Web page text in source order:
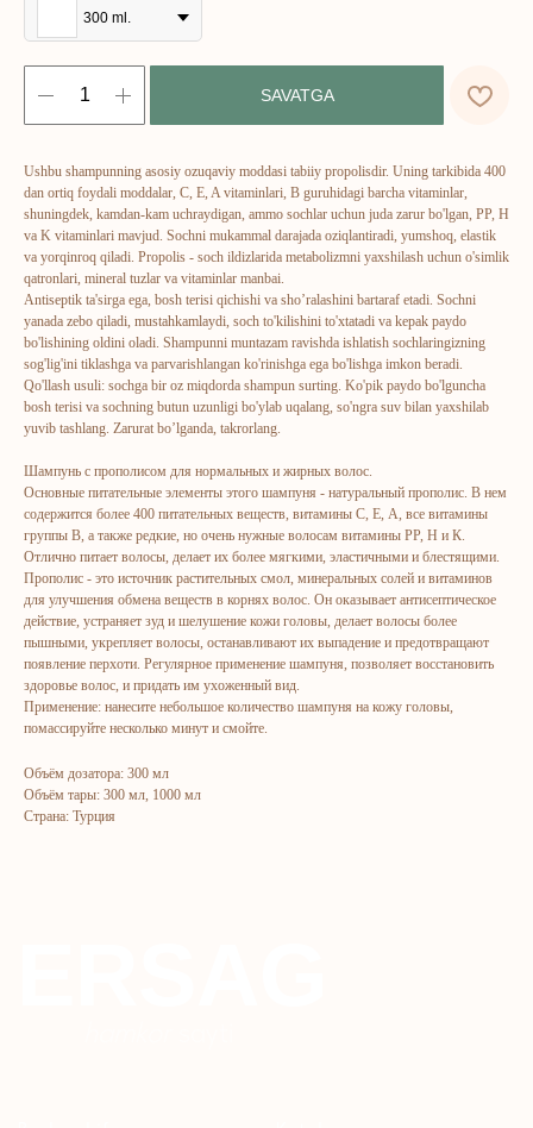
300 ml.
SAVATGA
Ushbu shampunning asosiy ozuqaviy moddasi tabiiy propolisdir. Uning tarkibida 400
dan ortiq foydali moddalar, C, E, A vitaminlari, B guruhidagi barcha vitaminlar,
shuningdek, kamdan-kam uchraydigan, ammo sochlar uchun juda zarur bo'lgan, PP, H
va K vitaminlari mavjud. Sochni mukammal darajada oziqlantiradi, yumshoq, elastik
va yorqinroq qiladi. Propolis - soch ildizlarida metabolizmni yaxshilash uchun o'simlik
qatronlari, mineral tuzlar va vitaminlar manbai.
Antiseptik ta'sirga ega, bosh terisi qichishi va sho’ralashini bartaraf etadi. Sochni
yanada zebo qiladi, mustahkamlaydi, soch to'kilishini to'xtatadi va kepak paydo
bo'lishining oldini oladi. Shampunni muntazam ravishda ishlatish sochlaringizning
sog'lig'ini tiklashga va parvarishlangan ko'rinishga ega bo'lishga imkon beradi.
Qo'llash usuli: sochga bir oz miqdorda shampun surting. Ko'pik paydo bo'lguncha
bosh terisi va sochning butun uzunligi bo'ylab uqalang, so'ngra suv bilan yaxshilab
yuvib tashlang. Zarurat bo’lganda, takrorlang.
Шампунь с прополисом для нормальных и жирных волос.
Основные питательные элементы этого шампуня - натуральный прополис. В нем
содержится более 400 питательных веществ, витамины С, Е, А, все витамины
группы В, а также редкие, но очень нужные волосам витамины РР, Н и К.
Отлично питает волосы, делает их более мягкими, эластичными и блестящими.
Прополис - это источник растительных смол, минеральных солей и витаминов
для улучшения обмена веществ в корнях волос. Он оказывает антисептическое
действие, устраняет зуд и шелушение кожи головы, делает волосы более
пышными, укрепляет волосы, останавливают их выпадение и предотвращают
появление перхоти. Регулярное применение шампуня, позволяет восстановить
здоровье волос, и придать им ухоженный вид.
Применение: нанесите небольшое количество шампуня на кожу головы,
помассируйте несколько минут и смойте.
Объём дозатора: 300 мл
Объём тары: 300 мл, 1000 мл
Страна: Турция
ERSAG
Bosh sahifa
Kompaniya haqida
Kontaktlar
Marketing
hamkorsayti
Katalog
Badlar va vitaminlar
Yuz va tana uchun
Uy uchun
Sochlar uchun
Kosmetika
Shaxsiy gigiyena
Ro'yxatdan o'tish
To‘lov va yetkazib berish
Ommaviy oferta